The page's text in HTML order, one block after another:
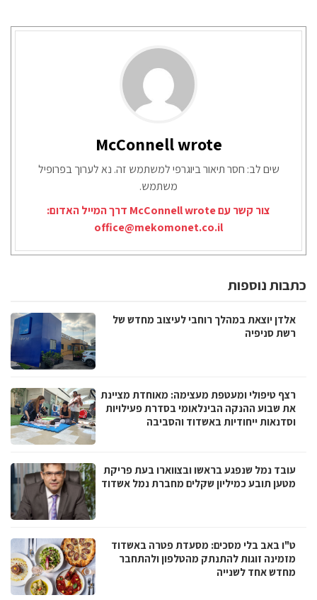
McConnell wrote
שים לב: חסר תיאור ביוגרפי למשתמש זה. נא לערוך בפרופיל
משתמש.
צור קשר עם McConnell wrote דרך המייל האדום:
office@mekomonet.co.il
כתבות נוספות
אלדן יוצאת במהלך רוחבי לעיצוב מחדש של
רשת סניפיה
רצף טיפולי ומעטפת מעצימה: מאוחדת מציינת
את שבוע ההנקה הבינלאומי בסדרת פעילויות
וסדנאות ייחודיות באשדוד והסביבה
עובד נמל שנפגע בראשו ובצווארו בעת פריקת
מטען תובע כמיליון שקלים מחברת נמל אשדוד
ט"ו באב בלי מסכים: מסעדת פטרה באשדוד
מזמינה זוגות להתנתק מהטלפון ולהתחבר
מחדש אחד לשנייה